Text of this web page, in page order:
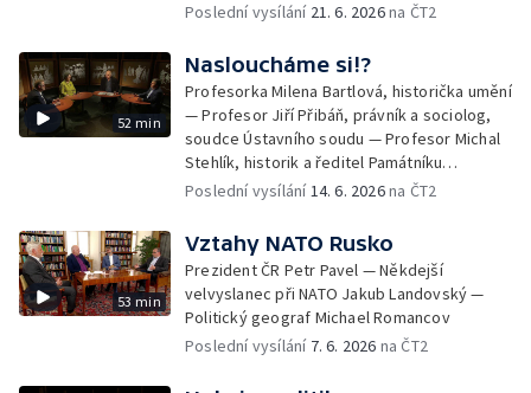
Poslední vysílání 21. 6. 2026na ČT2
52 min
Nasloucháme si!?
Profesorka Milena Bartlová, historička umění
— Profesor Jiří Přibáň, právník a sociolog,
soudce Ústavního soudu — Profesor Michal
Stehlík, historik a ředitel Památníku
písemnictví
Poslední vysílání14. 6. 2026na ČT2
53 min
Vztahy NATO Rusko
Prezident ČR Petr Pavel — Někdejší
velvyslanec při NATO Jakub Landovský —
Politický geograf Michael Romancov
Poslední vysílání 7. 6. 2026 na ČT2